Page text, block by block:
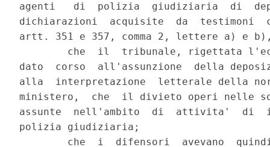
agenti   di  polizia  giudiziaria  di
dichiarazioni  acquisite  da  testimoni
artt. 351 e 357, comma 2, lettere a) e
che  il  tribunale, rigettata
dato  corso  all'assunzione  della
alla  interpretazione  letterale della
ministero,  che  il divieto operi nelle
assunte  nell'ambito  di  attivita'  di
polizia giudiziaria;
che  i  difensori  avevano